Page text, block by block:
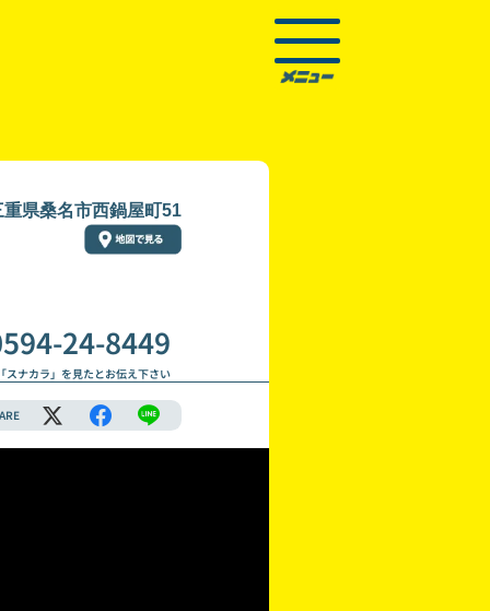
重県桑名市西鍋屋町51
24-8449
スナカラ」を見たとお伝え下さい